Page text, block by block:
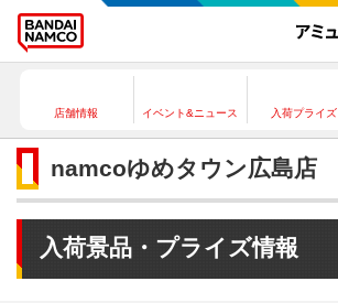
店舗情報 イベント&ニュース 入荷プライズ
namcoゆめタウン広島店
入荷景品・プライズ情報